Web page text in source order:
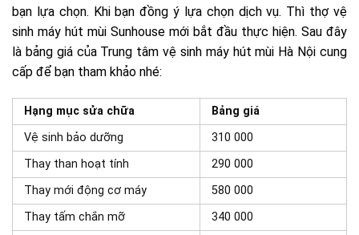
bạn lựa chọn. Khi bạn đồng ý lựa chọn dịch vụ. Thì thợ vệ
sinh máy hút mùi Sunhouse mới bắt đầu thực hiện. Sau đây
là bảng giá của Trung tâm vệ sinh máy hút mùi Hà Nội cung
cấp để bạn tham khảo nhé:
Hạng mục sửa chữa
Bảng giá
Vệ sinh bảo dưỡng
310 000
Thay than hoạt tính
290 000
Thay mới động cơ máy
580 000
Thay tấm chắn mỡ
340 000